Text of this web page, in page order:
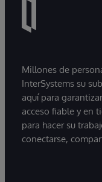
Millones de
InterSystems su
aquí para
acceso fiable y en
para hacer su
conectarse,